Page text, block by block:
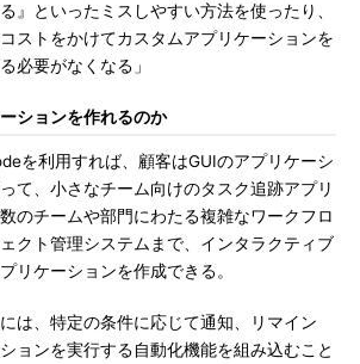
』といったミスしやすい方法を使ったり、
ストをかけてカスタムアプリケーションを
必要がなくなる」
ションを作れるのか
を利用すれば、顧客はGUIのアプリケーシ
て、小さなチーム向けのタスク追跡アプリ
のチームや部門にわたる複雑なワークフロ
クト管理システムまで、インタラクティブ
リケーションを作成できる。
は、特定の条件に応じて通知、リマイン
ョンを実行する自動化機能を組み込むこと